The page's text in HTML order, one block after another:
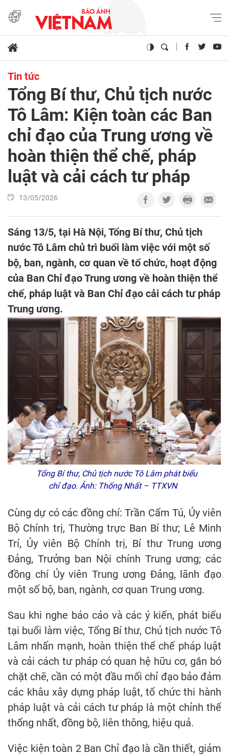
Tin tức
Tổng Bí thư, Chủ tịch nước
Tô Lâm: Kiện toàn các Ban
chỉ đạo của Trung ương về
hoàn thiện thể chế, pháp
luật và cải cách tư pháp
13/05/2026
Sáng 13/5, tại Hà Nội, Tổng Bí thư, Chủ tịch
nước Tô Lâm chủ trì buổi làm việc với một số
bộ, ban, ngành, cơ quan về tổ chức, hoạt động
của Ban Chỉ đạo Trung ương về hoàn thiện thể
chế, pháp luật và Ban Chỉ đạo cải cách tư pháp
Trung ương.
Tổng Bí thư, Chủ tịch nước Tô Lâm phát biểu
chỉ đạo. Ảnh: Thống Nhất – TTXVN
Cùng dự có các đồng chí: Trần Cẩm Tú, Ủy viên
Bộ Chính trị, Thường trực Ban Bí thư; Lê Minh
Trí, Ủy viên Bộ Chính trị, Bí thư Trung ương
Đảng, Trưởng ban Nội chính Trung ương; các
đồng chí Ủy viên Trung ương Đảng, lãnh đạo
một số bộ, ban, ngành, cơ quan Trung ương.
Sau khi nghe báo cáo và các ý kiến, phát biểu
tại buổi làm việc, Tổng Bí thư, Chủ tịch nước Tô
Lâm nhấn mạnh, hoàn thiện thể chế pháp luật
và cải cách tư pháp có quan hệ hữu cơ, gắn bó
chặt chẽ, cần có một đầu mối chỉ đạo bảo đảm
các khâu xây dựng pháp luật, tổ chức thi hành
pháp luật và cải cách tư pháp là một chỉnh thể
thống nhất, đồng bộ, liên thông, hiệu quả.
Việc kiện toàn 2 Ban Chỉ đạo là cần thiết, giảm